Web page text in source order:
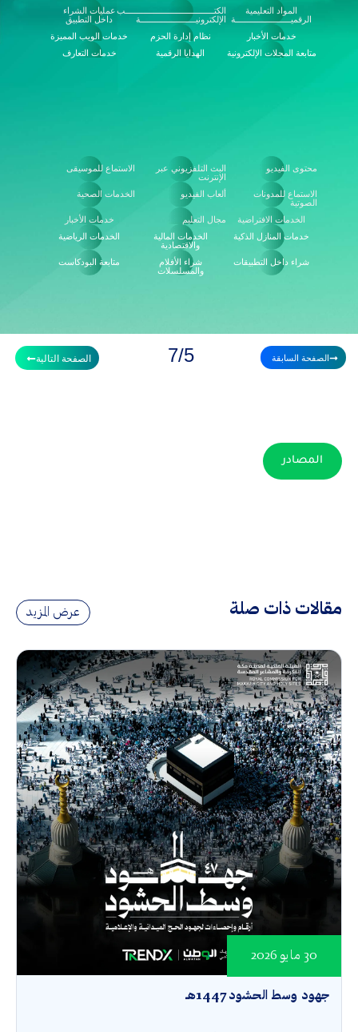
المواد التعليمية
الرقميـــــــــــــــــــــــة
الكتـــــــــــــــــــــــــــــــــــــب
الإلكترونيـــــــــــــــــــــــة
عمليات الشراء
داخل التطبيق
خدمات الأخبار
نظام إدارة الحزم
خدمات الويب المميزة
متابعة المجلات الإلكترونية
الهدايا الرقمية خدمات التعارف
محتوى الفيديو
البث التلفزيوني عبر
الإنترنت
الاستماع للموسيقى
الاستماع للمدونات
الصوتية
ألعاب الفيديو الخدمات الصحية
الخدمات الافتراضية مجال التعليم
خدمات الأخبار
خدمات المنازل الذكية
الخدمات المالية
والاقتصادية
الخدمات الرياضية
شراء داخل التطبيقات
شراء الأفلام
والمسلسلات
متابعة البودكاست
الصفحة السابقة 7/5 الصفحة التالية
المصادر
مقالات ذات صلة عرض المزيد
جهود وسط الحشود 1447هـ
30 مايو 2026